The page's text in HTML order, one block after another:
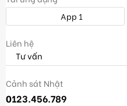
App 1
Liên hệ
Tư vấn
Cảnh sát Nhật
0123.456.789